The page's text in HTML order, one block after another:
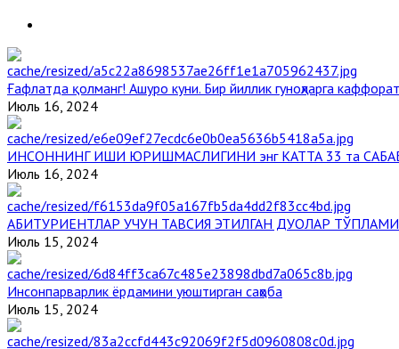
Ғафлатда қолманг! Ашуро куни. Бир йиллик гуноҳларга
Июль 16, 2024
ИНСОННИНГ ИШИ ЮРИШМАСЛИГИНИ энг КАТТА 33 та
Июль 16, 2024
АБИТУРИЕНТЛАР УЧУН ТАВСИЯ ЭТИЛГАН ДУОЛАР ТЎПЛАМИ
Июль 15, 2024
Инсонпарварлик ёрдамини уюштирган саҳоба
Июль 15, 2024